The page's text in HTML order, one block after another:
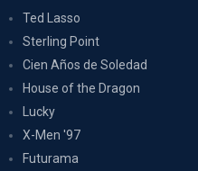
Ted Lasso
Sterling Point
Cien Años de Soledad
House of the Dragon
Lucky
X-Men '97
Futurama